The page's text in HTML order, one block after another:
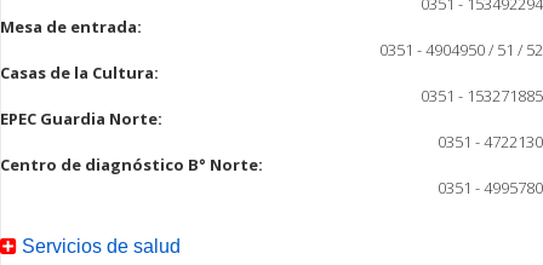
Mesa de entrada:
0351 - 4904950 / 51 / 52
Casas de la Cultura:
0351 - 153271885
EPEC Guardia Norte:
0351 - 4722130
Centro de diagnóstico B° Norte:
0351 - 4995780
Servicios de salud